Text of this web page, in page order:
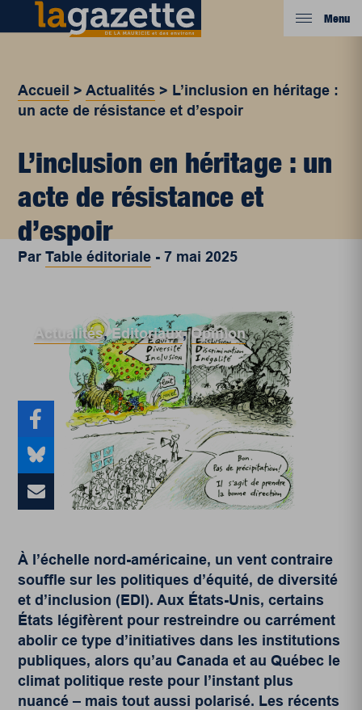
Menu
Accueil >Actualités > L’inclusion en héritage :
un acte de résistance et d’espoir
L’inclusion en héritage : un
acte de résistance et
d’espoir
ParTable éditoriale -7 mai 2025
Actualités,Éditoriaux,Opinion
À l’échelle nord-américaine, un vent contraire
souffle sur les politiques d’équité, de diversité
et d’inclusion (EDI). Aux États-Unis, certains
États légifèrent pour restreindre ou carrément
abolir ce type d’initiatives dans les institutions
publiques, alors qu’au Canada et au Québec le
climat politique reste pour l’instant plus
nuancé – mais tout aussi polarisé. Les récents